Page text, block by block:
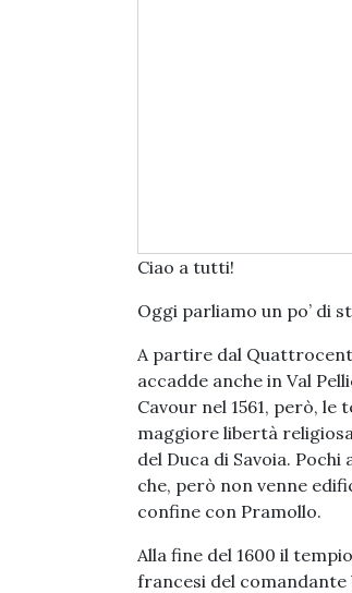
Ciao a tutti!
Oggi parliamo un po’ di
A partire dal
accadde anche in Val
Cavour nel 1561, però,
maggiore libertà
del Duca di Savoia.
che, però non venne
confine con Pramollo.
Alla fine del 1600 il
francesi del comandante